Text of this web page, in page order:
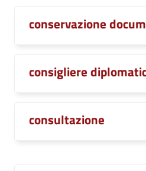
conservazione
consigliere
consultazione